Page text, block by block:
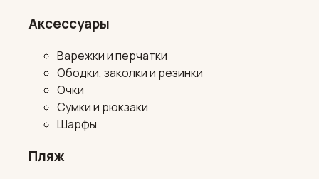
Аксессуары
Варежки и перчатки
Ободки, заколки и резинки
Очки
Сумки и рюкзаки
Шарфы
Пляж